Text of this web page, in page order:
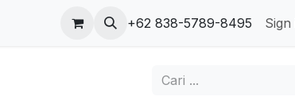
+62 838-5789-8495 Sign